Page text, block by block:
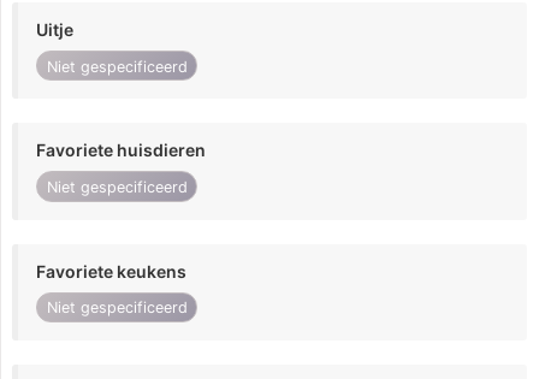
Uitje
Niet gespecificeerd
Favoriete huisdieren
Niet gespecificeerd
Favoriete keukens
Niet gespecificeerd